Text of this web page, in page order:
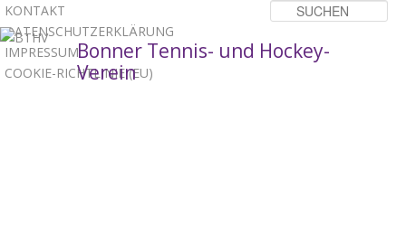
KONTAKT
DATENSCHUTZERKLÄRUNG
IMPRESSUM
COOKIE-RICHTLINIE (EU)
Bonner Tennis- und Hockey-
Verein